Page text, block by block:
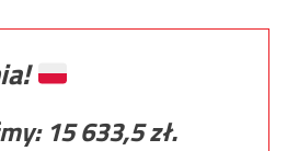
15 633,5zł.